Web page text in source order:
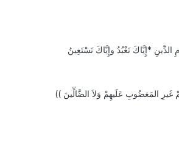
*إِيَّاكَ نَعْبُدُ وإِيَّاكَ نَسْتَعِينُ
غَيرِ المَغضُوبِ عَلَيهِمْ وَلاَ الضَّالِّينَ ))